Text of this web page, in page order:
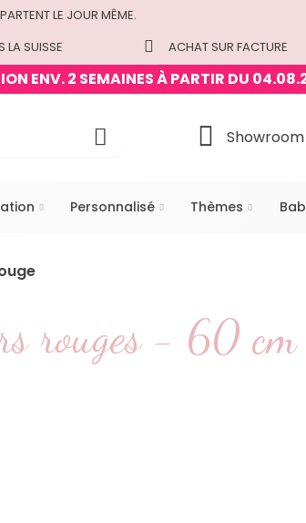
LE JOUR MÊME.
LA SUISSE ACHAT SUR FACTURE
ENV. 2 SEMAINES À PARTIR DU
Showroom
Personnalisé Thèmes
rouges - 60